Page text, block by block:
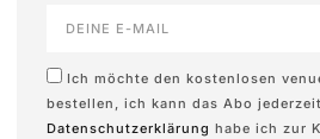
Ich möchte den kostenlosen
bestellen, ich kann das Abo
Datenschutzerklärung habe ich zur